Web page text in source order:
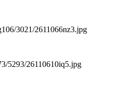
3021/2611066nz3.jpg
5293/26110610iq5.jpg